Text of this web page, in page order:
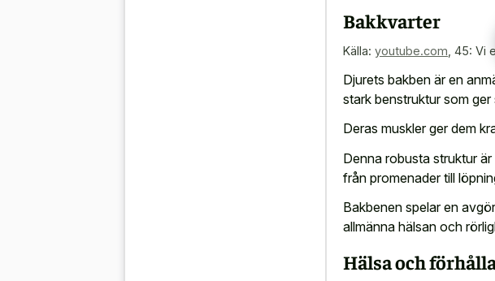
Bakkvarter
Källa: youtube.com 45: Vi
Djurets bakben är en
stark benstruktur som
Deras muskler ger dem
Denna robusta struktur
från promenader till
Bakbenen spelar en
allmänna hälsan och
Hälsa och